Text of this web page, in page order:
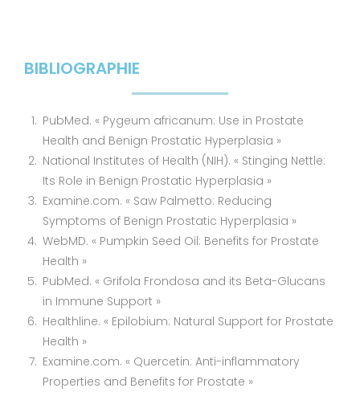
BIBLIOGRAPHIE
PubMed. « Pygeum africanum: Use in Prostate
Health and Benign Prostatic Hyperplasia »
National Institutes of Health (NIH). « Stinging Nettle:
Its Role in Benign Prostatic Hyperplasia »
Examine.com. « Saw Palmetto: Reducing
Symptoms of Benign Prostatic Hyperplasia »
WebMD. « Pumpkin Seed Oil: Benefits for Prostate
Health »
PubMed. « Grifola Frondosa and its Beta-Glucans
in Immune Support »
Healthline. « Epilobium: Natural Support for Prostate
Health »
Examine.com. « Quercetin: Anti-inflammatory
Properties and Benefits for Prostate »